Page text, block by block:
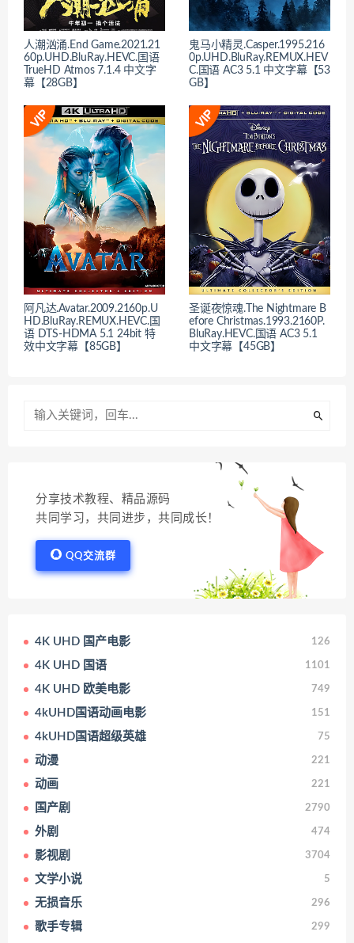
人潮汹涌.End Game.2021.21
60p.UHD.BluRay.HEVC.国语
TrueHD Atmos 7.1.4 中文字
幕【28GB】
鬼马小精灵.Casper.1995.216
0p.UHD.BluRay.REMUX.HEV
C.国语 AC3 5.1 中文字幕【53
GB】
阿凡达.Avatar.2009.2160p.U
HD.BluRay.REMUX.HEVC.国
语 DTS-HDMA 5.1 24bit 特
效中文字幕【85GB】
圣诞夜惊魂.The Nightmare B
efore Christmas.1993.2160P.
BluRay.HEVC.国语 AC3 5.1
中文字幕【45GB】
分享技术教程、精品源码
共同学习，共同进步，共同成长！
QQ交流群
4K UHD 国产电影 126
4K UHD 国语 1101
4K UHD 欧美电影 749
4kUHD国语动画电影 151
4kUHD国语超级英雄 75
动漫 221
动画 221
国产剧 2790
外剧 474
影视剧 3704
文学小说 5
无损音乐 296
歌手专辑 299